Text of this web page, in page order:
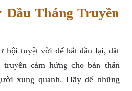
Đầu Tháng Truyền
hội tuyệt vời để bắt đầu lại, đặt
cảm hứng cho bản thân
xung quanh. Hãy để những